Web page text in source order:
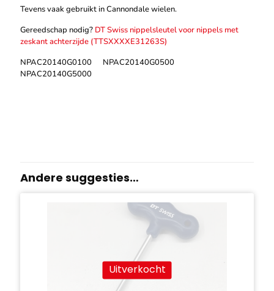
Tevens vaak gebruikt in Cannondale wielen.
Gereedschap nodig? DT Swiss nippelsleutel voor nippels met
zeskant achterzijde (TTSXXXXE31263S)
NPAC20140G0100 NPAC20140G0500
NPAC20140G5000
Andere suggesties…
Uitverkocht